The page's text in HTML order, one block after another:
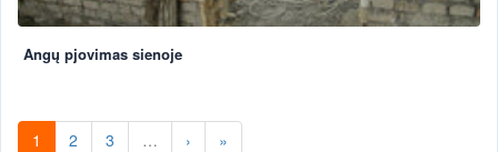
Angų pjovimas sienoje
1 2 3 … › »